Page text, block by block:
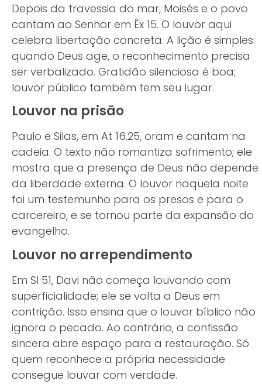
Depois da travessia do mar, Moisés e o povo
cantam ao Senhor em Êx 15. O louvor aqui
celebra libertação concreta. A lição é simples:
quando Deus age, o reconhecimento precisa
ser verbalizado. Gratidão silenciosa é boa;
louvor público também tem seu lugar.
Louvor na prisão
Paulo e Silas, em At 16.25, oram e cantam na
cadeia. O texto não romantiza sofrimento; ele
mostra que a presença de Deus não depende
da liberdade externa. O louvor naquela noite
foi um testemunho para os presos e para o
carcereiro, e se tornou parte da expansão do
evangelho.
Louvor no arrependimento
Em Sl 51, Davi não começa louvando com
superficialidade; ele se volta a Deus em
contrição. Isso ensina que o louvor bíblico não
ignora o pecado. Ao contrário, a confissão
sincera abre espaço para a restauração. Só
quem reconhece a própria necessidade
consegue louvar com verdade.